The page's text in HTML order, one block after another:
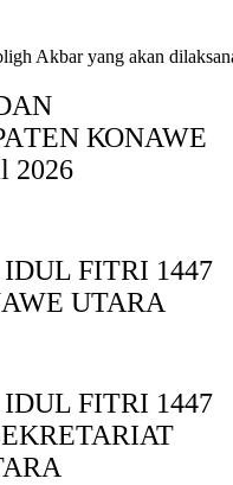
Akbar yang akan
ΚΟNAWE
2026
FITRI 1447
UTARA
FITRI 1447